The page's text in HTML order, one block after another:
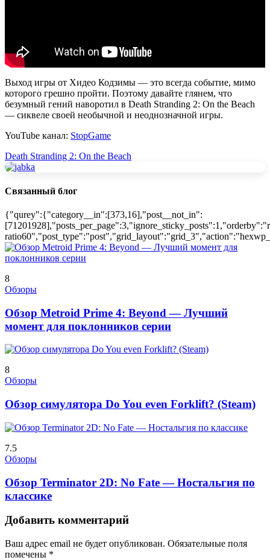
Выход игры от Хидео Кодзимы — это всегда событие, мимо
которого грешно пройти. Поэтому давайте глянем, что
безумный гений наворотил в Death Stranding 2: On the Beach
— сиквеле своей необычной и неоднозначной игры.
YouTube канал: StopGame
Death Stranding 2: On the Beach
Связанный блог
{"qurey":{"category__in":[373,16],"post__not_in":
8
Обзоры
Обзор Metroid Prime 4: Beyond — Лучший
момент для поклонников серии
8
Обзоры
Обзор симулятора Do You even Forklift? (Steam)
7.5
Обзоры
Обзор Terminator 2D: No Fate — Ностальгия по
классике
Добавить комментарий
Ваш адрес email не будет опубликован. Обязательные поля
помечены *